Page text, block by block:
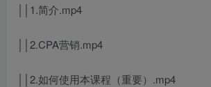
││1.简介.mp4
││2.CPA营销.mp4
││2.如何使用本课程（重要）.mp4